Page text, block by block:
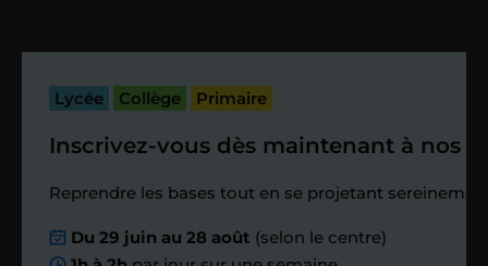
passé.
Étape 4
Nous planifions
Lycée Collège Primaire
Inscrivez-vous dès maintenant à nos
Reprendre les bases tout en se projetant
Du 29 juin au 28 août (selon le centre)